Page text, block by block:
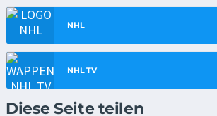
NHL
NHL TV
Diese Seite teilen